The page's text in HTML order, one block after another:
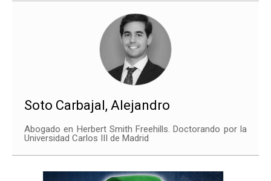
Soto Carbajal, Alejandro
Abogado en Herbert Smith Freehills. Doctorando por la
Universidad Carlos III de Madrid